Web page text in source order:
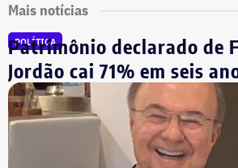
Mais notícias
POLÍTICA
Patrimônio declarado de
Jordão cai 71% em seis